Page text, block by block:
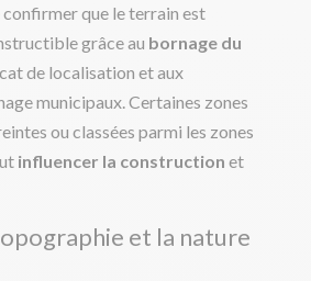
que le terrain est
grâce au bornage du
de localisation et aux
municipaux. Certaines zones
ou classées parmi les zones
influencer la construction et
et la nature